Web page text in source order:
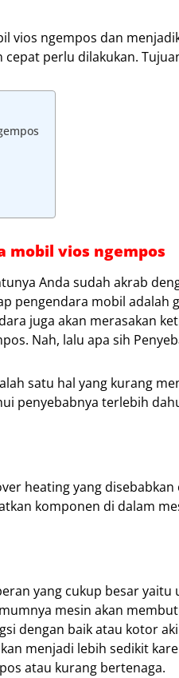
vios ngempos dan
perlu dilakukan.
mobil vios ngempos
Anda sudah akrab
pengendara mobil adalah
juga akan merasakan
Nah, lalu apa sih
satu hal yang kurang
penyebabnya terlebih
heating yang
komponen di dalam
yang cukup besar
mesin akan
dengan baik atau kotor
menjadi lebih sedikit
atau kurang bertenaga.